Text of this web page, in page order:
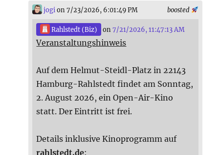
boosted
jogi on 7/23/2026, 6:01:49 PM
Rahlstedt (Biz) on7/21/2026, 11:47:13 AM
Veranstaltungshinweis
Auf dem Helmut-Steidl-Platz in 22143
Hamburg-Rahlstedt findet am Sonntag,
2. August 2026, ein Open-Air-Kino
statt. Der Eintritt ist frei.
Details inklusive Kinoprogramm auf
rahlstedt.de: